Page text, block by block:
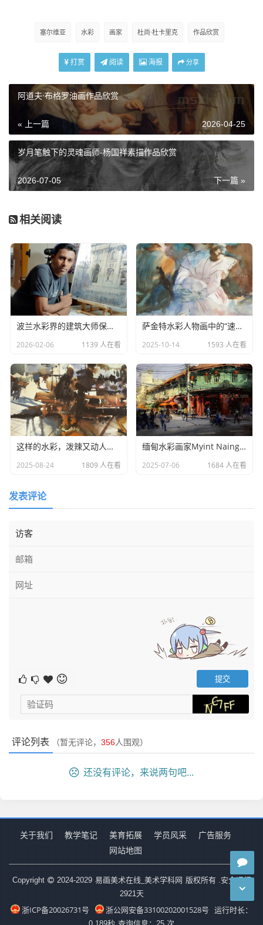
温度与诗意留白。
技法上，杜卡里克将水彩定义为 “
通过控制笔中水分，在粗糙纸面上擦出枯涩笔触，精准表现
斑驳墙面、朦胧建筑轮廓与波光水面，兼顾结构精准与水彩
流动性。同时结合多层罩染，反复叠加色彩，营造出深邃通
透的视觉层次，色彩以银蓝、赭石、紫灰为主，冷暖色调交
织，烘托出梦幻迷离的氛围。他的笔触自由洒脱却不失精
准，在保留形体的同时，尽显水彩的抒情与飘逸。
作为国际水彩界的活跃人物，杜卡里克的作品曾在瑞
士、法国、中国、意大利、英国等国举办个展，多次受邀担
任土耳其国际水彩大赛评委，斩获多项国际水彩奖项。其作
品被收录于国际水彩协会权威画册，登上《Ｐｒａｔｉｑｕ
ｅ ｄｅｓ Ａｒｔｓ》等国际知名艺术杂志，影响力辐射
全球。
杜卡里克的水彩，是技巧与情感的完美共生。他以水为
媒，用色彩与笔触定格城市的朦胧诗意，将东欧的忧郁气
如同一首无声的抒情诗，让观者在朦胧光影中感受平凡风景
塞尔维亚 水彩 画家 杜尚·杜卡里克 作品欣赏
打赏 阅读 海报 分享
阿道夫·布格罗油画作品欣赏
« 上一篇 2026-04-25
岁月笔触下的灵魂画师-杨国祥素描作品欣赏
下一篇 »
2026-07-05
相关阅读
波兰水彩界的建筑大师保罗·迪莫奇
2026-02-06 1139 人在看
萨金特水彩人物画中的“速写性”与“完整性”
2025-10-14 1593 人在看
这样的水彩，泼辣又动人——
2025-08-24 1809 人在看
缅甸水彩画家Myint Naing作品选
2025-07-06 1684 人在看
发表评论
评论列表 （暂无评论， 356人围观）
还没有评论，来说两句吧...
关于我们 教学笔记 美育拓展 学员风采
广告服务
网站地图
Copyright 2024-2029 易画美术在线_美术学科网 版权所有 .安全运行
2921天
浙ICP备20026731号 浙公网安备33100202001528号
运行时长：